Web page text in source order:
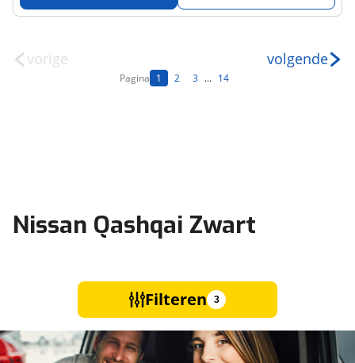
vorige
Pagina 1 2 3 ... 14
volgende
Nissan Qashqai Zwart
Filteren 3